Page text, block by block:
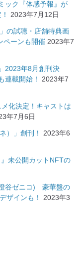
ック『体感予報』が
2023年7月12日
の試聴・店舗特典画
ペーンも開催 2023年7
2023年8月創刊決
載開始！
2023年7
化決定！キャストは
年7月6日
）」創刊！
2023年6
未公開カットNFTの
谷ゼニコ) 豪華盤の
ザインも！
2023年3